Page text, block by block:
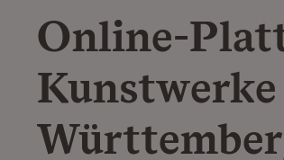
Online-
Kunstwerke